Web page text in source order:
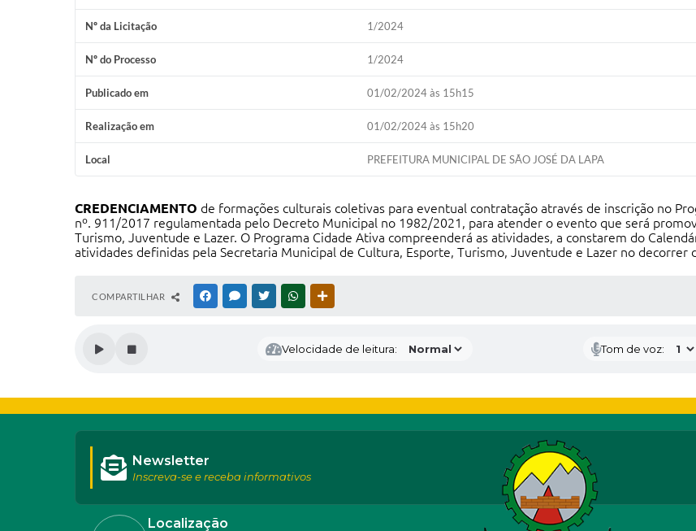
Nº da Licitação 1/2024
Nº do Processo 1/2024
Publicado em 01/02/2024 às 15h15
Realização em 01/02/2024 às 15h20
Local PREFEITURA MUNICIPAL DE SÃO JOSÉ DA LAPA
CREDENCIAMENTO de formações culturais coletivas para eventual contratação através de inscrição no
nº. 911/2017 regulamentada pelo Decreto Municipal no 1982/2021, para atender o evento que será
Turismo, Juventude e Lazer. O Programa Cidade Ativa compreenderá as atividades, a constarem do
atividades definidas pela Secretaria Municipal de Cultura, Esporte, Turismo, Juventude e Lazer no decorrer
COMPARTILHAR FACEBOOKMESSENGER
TWITTERWHATSAPP
Velocidade de leitura: Tom de voz:
Localização
Newsletter
Inscreva-se e receba informativos